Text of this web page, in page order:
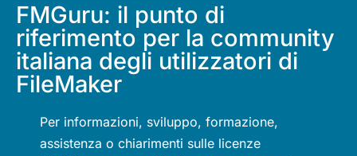
FMGuru: il punto di
riferimento per la community
italiana degli utilizzatori di
FileMaker
Per informazioni, sviluppo, formazione,
assistenza o chiarimenti sulle licenze